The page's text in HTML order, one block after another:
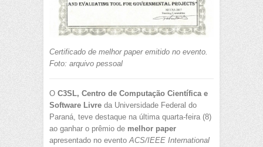
Certificado de melhor paper emitido no evento.
Foto: arquivo pessoal
O C3SL, Centro de Computação Científica e
Software Livre da Universidade Federal do
Paraná, teve destaque na última quarta-feira (8)
ao ganhar o prêmio de melhor paper
apresentado no eventoACS/IEEE International